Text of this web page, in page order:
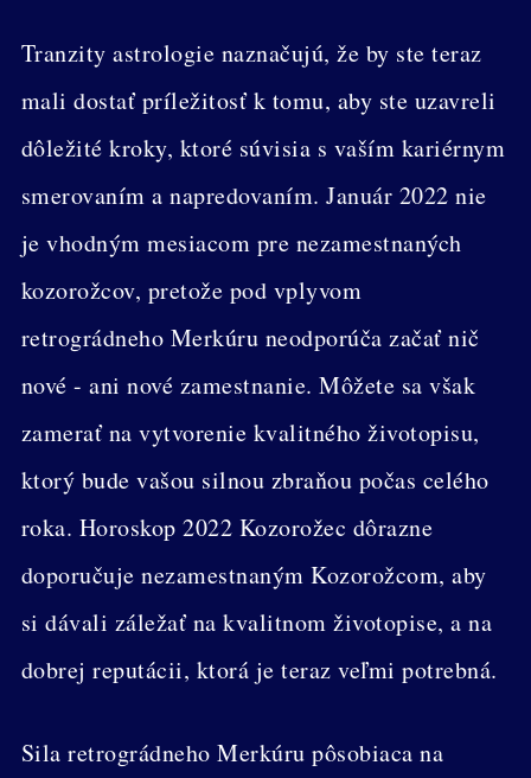
Tranzity astrologie naznačujú, že by ste teraz
mali dostať príležitosť k tomu, aby ste uzavreli
dôležité kroky, ktoré súvisia s vaším kariérnym
smerovaním a napredovaním. Január 2022 nie
je vhodným mesiacom pre nezamestnaných
kozorožcov, pretože pod vplyvom
retrográdneho Merkúru neodporúča začať nič
nové - ani nové zamestnanie. Môžete sa však
zamerať na vytvorenie kvalitného životopisu,
ktorý bude vašou silnou zbraňou počas celého
roka. Horoskop 2022 Kozorožec dôrazne
doporučuje nezamestnaným Kozorožcom, aby
si dávali záležať na kvalitnom životopise, a na
dobrej reputácii, ktorá je teraz veľmi potrebná.
Sila retrográdneho Merkúru pôsobiaca na